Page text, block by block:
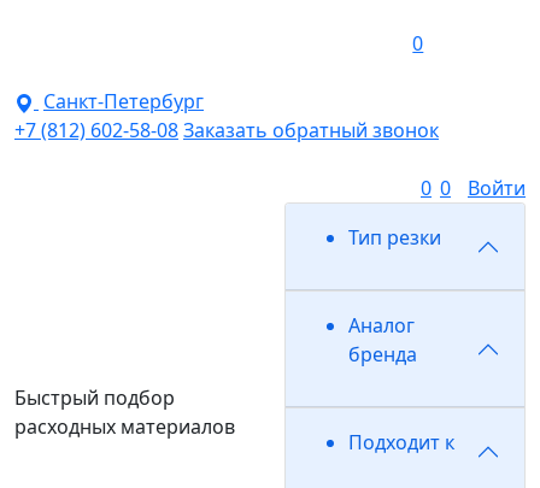
0
Санкт-Петербург
+7 (812) 602-58-08Заказать обратный звонок
0 0 Войти
Быстрый подбор
расходных материалов
Тип резки
Аналог
бренда
Подходит к